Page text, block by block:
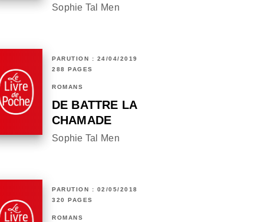
Sophie Tal Men
PARUTION : 24/04/2019
288 PAGES
ROMANS
DE BATTRE LA
CHAMADE
Sophie Tal Men
PARUTION : 02/05/2018
320 PAGES
ROMANS